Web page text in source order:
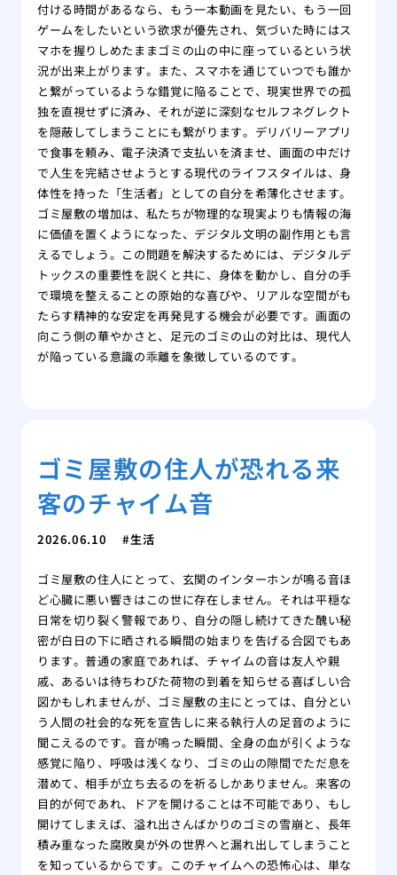
付ける時間があるなら、もう一本動画を見たい、もう一回
ゲームをしたいという欲求が優先され、気づいた時にはス
マホを握りしめたままゴミの山の中に座っているという状
況が出来上がります。また、スマホを通じていつでも誰か
と繋がっているような錯覚に陥ることで、現実世界での孤
独を直視せずに済み、それが逆に深刻なセルフネグレクト
を隠蔽してしまうことにも繋がります。デリバリーアプリ
で食事を頼み、電子決済で支払いを済ませ、画面の中だけ
で人生を完結させようとする現代のライフスタイルは、身
体性を持った「生活者」としての自分を希薄化させます。
ゴミ屋敷の増加は、私たちが物理的な現実よりも情報の海
に価値を置くようになった、デジタル文明の副作用とも言
えるでしょう。この問題を解決するためには、デジタルデ
トックスの重要性を説くと共に、身体を動かし、自分の手
で環境を整えることの原始的な喜びや、リアルな空間がも
たらす精神的な安定を再発見する機会が必要です。画面の
向こう側の華やかさと、足元のゴミの山の対比は、現代人
が陥っている意識の乖離を象徴しているのです。
ゴミ屋敷の住人が恐れる来
客のチャイム音
2026.06.10 生活
ゴミ屋敷の住人にとって、玄関のインターホンが鳴る音ほ
ど心臓に悪い響きはこの世に存在しません。それは平穏な
日常を切り裂く警報であり、自分の隠し続けてきた醜い秘
密が白日の下に晒される瞬間の始まりを告げる合図でもあ
ります。普通の家庭であれば、チャイムの音は友人や親
戚、あるいは待ちわびた荷物の到着を知らせる喜ばしい合
図かもしれませんが、ゴミ屋敷の主にとっては、自分とい
う人間の社会的な死を宣告しに来る執行人の足音のように
聞こえるのです。音が鳴った瞬間、全身の血が引くような
感覚に陥り、呼吸は浅くなり、ゴミの山の隙間でただ息を
潜めて、相手が立ち去るのを祈るしかありません。来客の
目的が何であれ、ドアを開けることは不可能であり、もし
開けてしまえば、溢れ出さんばかりのゴミの雪崩と、長年
積み重なった腐敗臭が外の世界へと漏れ出してしまうこと
を知っているからです。このチャイムへの恐怖心は、単な